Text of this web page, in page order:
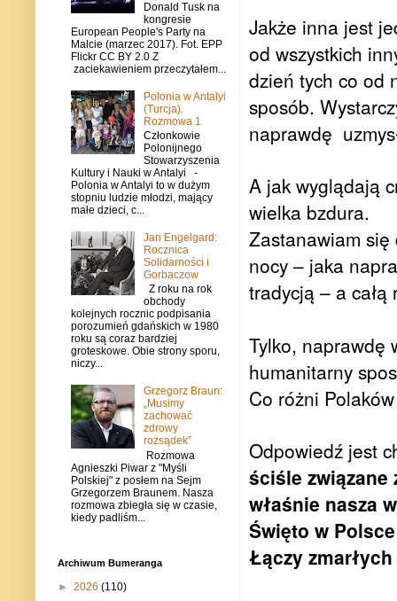
Jakże inna jest
od wszystkich
dzień tych co od
sposób.
naprawdę
A jak wyglądają
wielka bzdura.
Zastanawiam
nocy – jaka
tradycją – a całą
Tylko, naprawdę
humanitarny
Co różni
Odpowiedź jest
ściśle związane
właśnie nasza
Święto w
Łączy
Donald Tusk na
kongresie
European People's Party na
Malcie (marzec 2017). Fot. EPP
Flickr CC BY 2.0 Z
zaciekawieniem przeczytałem...
Polonia w Antalyi
(Turcja).
Rozmowa 1
Członkowie
Polonijnego
Stowarzyszenia
Kultury i Nauki w Antalyi -
Polonia w Antalyi to w dużym
stopniu ludzie młodzi, mający
małe dzieci, c...
Jan Engelgard:
Rocznica
Solidarności i
Gorbaczow
Z roku na rok
obchody
kolejnych rocznic podpisania
porozumień gdańskich w 1980
roku są coraz bardziej
groteskowe. Obie strony sporu,
niczy...
Grzegorz Braun:
„Musimy
zachować
zdrowy
rozsądek”
Rozmowa
Agnieszki Piwar z "Myśli
Polskiej" z posłem na Sejm
Grzegorzem Braunem. Nasza
rozmowa zbiegła się w czasie,
kiedy padliśm...
Archiwum Bumeranga
► 2026 (110)